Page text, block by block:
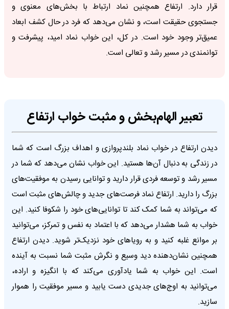
قرار دارد. ارتفاع همچنین نماد ارتباط با بخش‌های معنوی و
جستجوی حقیقت است، و نشان می‌دهد که فرد در حال کشف ابعاد
عمیق‌تر وجود خود است. در کل، این خواب نماد امید، پیشرفت و
توانمندی در مسیر رشد و تعالی است.
تعبیر الهام‌بخش و مثبت خواب ارتفاع
دیدن ارتفاع در خواب نماد بلندپروازی و اهداف بزرگ است که شما
در زندگی به دنبال آن‌ها هستید. این خواب نشان می‌دهد که شما در
مسیر رشد و توسعه فردی قرار دارید و توانایی رسیدن به موفقیت‌های
بزرگ را دارید. ارتفاع نماد فرصت‌های جدید و چالش‌های مثبت است
که می‌تواند به شما کمک کند تا توانایی‌های خود را شکوفا کنید. این
خواب به شما هشدار می‌دهد که با اعتماد به نفس و تمرکز، می‌توانید
بر موانع غلبه کنید و به رویاهای خود نزدیک‌تر شوید. دیدن ارتفاع
همچنین نشان‌دهنده دید وسیع و نگرش مثبت شما نسبت به آینده
است. این خواب به شما یادآوری می‌کند که با انگیزه و اراده،
می‌توانید به اوج‌های جدیدی دست یابید و مسیر موفقیت را هموار
سازید.